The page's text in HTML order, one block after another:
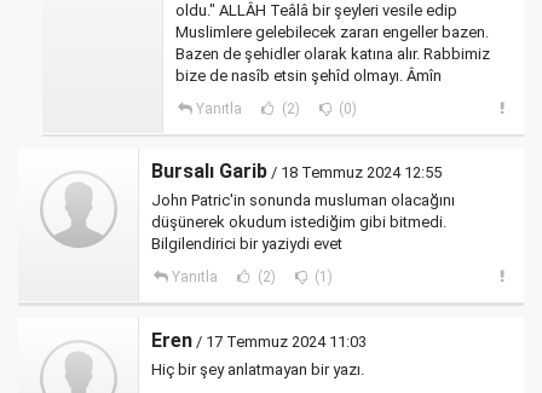
oldu." ALLÂH Teâlâ bir şeyleri vesile edip
Muslimlere gelebilecek zararı engeller bazen.
Bazen de şehidler olarak katına alır. Rabbimiz
bize de nasîb etsin şehîd olmayı. Âmîn
Yanıtla (2) (0)
Bursalı Garib / 18 Temmuz 2024 12:55
John Patric'in sonunda musluman olacağını
düşünerek okudum istediğim gibi bitmedi.
Bilgilendirici bir yaziydi evet
Yanıtla (2) (1)
Eren / 17 Temmuz 2024 11:03
Hiç bir şey anlatmayan bir yazı.